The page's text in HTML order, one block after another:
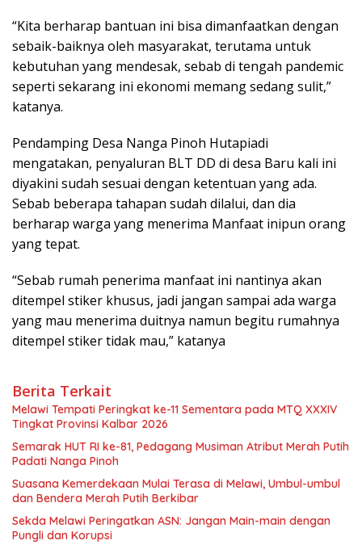
“Kita berharap bantuan ini bisa dimanfaatkan dengan
sebaik-baiknya oleh masyarakat, terutama untuk
kebutuhan yang mendesak, sebab di tengah pandemic
seperti sekarang ini ekonomi memang sedang sulit,”
katanya.
Pendamping Desa Nanga Pinoh Hutapiadi
mengatakan, penyaluran BLT DD di desa Baru kali ini
diyakini sudah sesuai dengan ketentuan yang ada.
Sebab beberapa tahapan sudah dilalui, dan dia
berharap warga yang menerima Manfaat inipun orang
yang tepat.
“Sebab rumah penerima manfaat ini nantinya akan
ditempel stiker khusus, jadi jangan sampai ada warga
yang mau menerima duitnya namun begitu rumahnya
ditempel stiker tidak mau,” katanya
Berita Terkait
Melawi Tempati Peringkat ke-11 Sementara pada MTQ XXXIV
Tingkat Provinsi Kalbar 2026
Semarak HUT RI ke-81, Pedagang Musiman Atribut Merah Putih
Padati Nanga Pinoh
Suasana Kemerdekaan Mulai Terasa di Melawi, Umbul-umbul
dan Bendera Merah Putih Berkibar
Sekda Melawi Peringatkan ASN: Jangan Main-main dengan
Pungli dan Korupsi